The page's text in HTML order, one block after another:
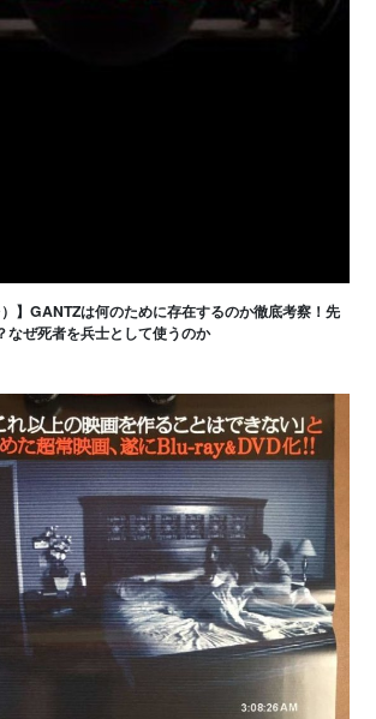
）】GANTZは何のために存在するのか徹底考察！先
なぜ死者を兵士として使うのか